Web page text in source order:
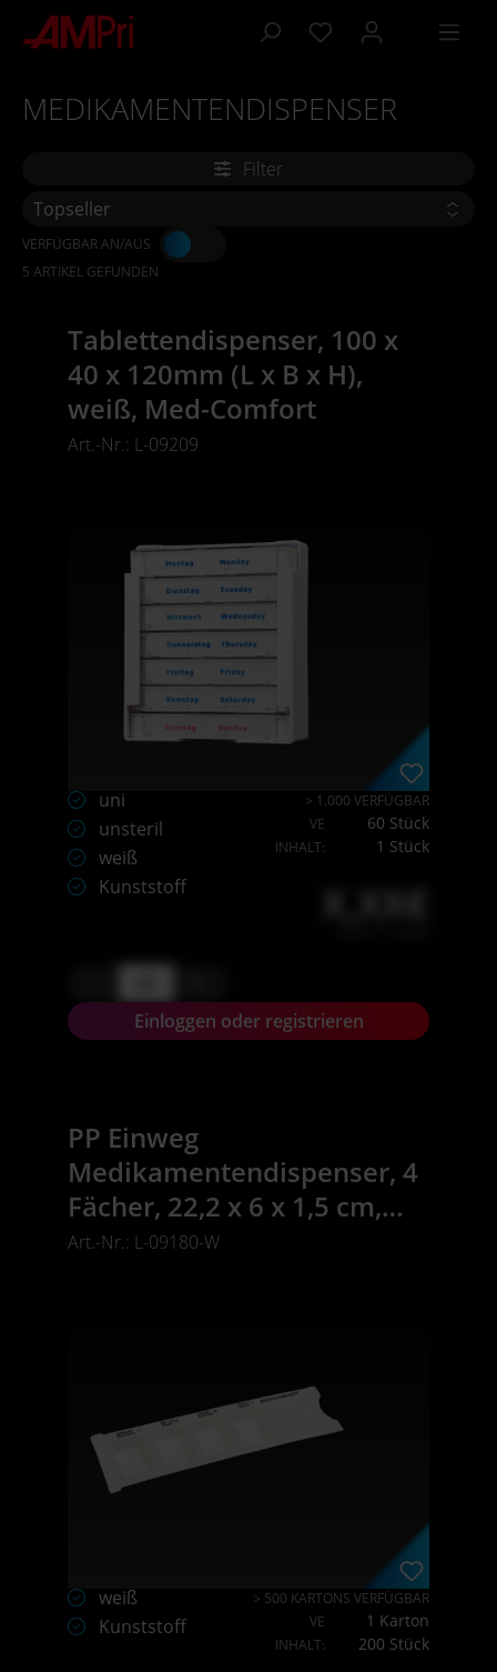
springen
MEDIKAMENTENDISPENSER
Filter
VERFÜGBAR AN/AUS
5 ARTIKEL GEFUNDEN
Tablettendispenser, 100 x
40 x 120mm (L x B x H),
weiß, Med-Comfort
Art.-Nr.: L-09209
uni
unsteril
weiß
Kunststoff
> 1.000 VERFÜGBAR
VE
60 Stück
INHALT: 1 Stück
X,XX€
Einloggen oder registrieren
PP Einweg
Medikamentendispenser, 4
Fächer, 22,2 x 6 x 1,5 cm,
weiß, Med-Comfort
Art.-Nr.: L-09180-W
weiß
Kunststoff
> 500 KARTONS VERFÜGBAR
VE
1 Karton
INHALT: 200 Stück